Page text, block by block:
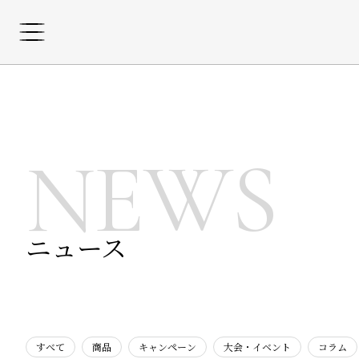
NEWS
ニュース
すべて 商品 キャンペーン 大会・イベント コラム